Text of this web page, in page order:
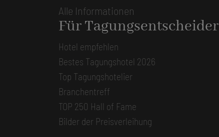
Alle Informationen
Für Tagungsentscheider
Hotel empfehlen
Bestes Tagungshotel 2026
Top Tagungshotelier
Branchentreff
TOP 250 Hall of Fame
Bilder der Preisverleihung